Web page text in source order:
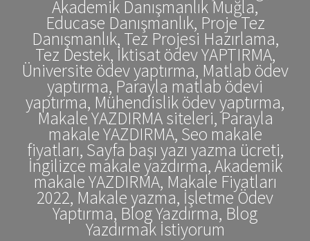
Akademik Danışmanlık Muğla,
Educase Danışmanlık, Proje Tez
Danışmanlık, Tez Projesi Hazırlama,
Tez Destek, İktisat ödev YAPTIRMA,
Üniversite ödev yaptırma, Matlab ödev
yaptırma, Parayla matlab ödevi
yaptırma, Mühendislik ödev yaptırma,
Makale YAZDIRMA siteleri, Parayla
makale YAZDIRMA, Seo makale
fiyatları, Sayfa başı yazı yazma ücreti,
İngilizce makale yazdırma, Akademik
makale YAZDIRMA, Makale Fiyatları
2022, Makale yazma, İşletme Ödev
Yaptırma, Blog Yazdırma, Blog
Yazdırmak İstiyorum